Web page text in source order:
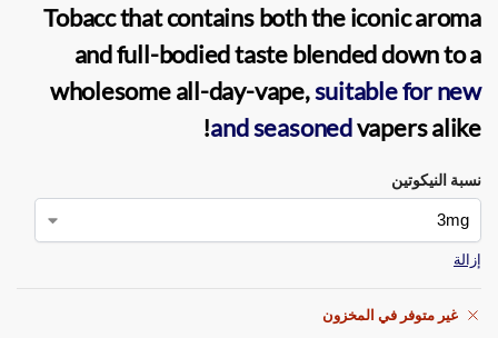
Tobacc that contains both the iconic aroma
and full-bodied taste blended down to a
wholesome all-day-vape,suitable for new
and seasonedvapers alike!
نسبة النيكوتين
إزالة
غير متوفر في المخزون